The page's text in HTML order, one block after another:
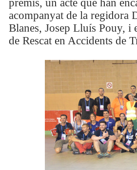
premis, un acte que han
acompanyat de la regidora
Blanes, Josep Lluís Pouy, i
de Rescat en Accidents de